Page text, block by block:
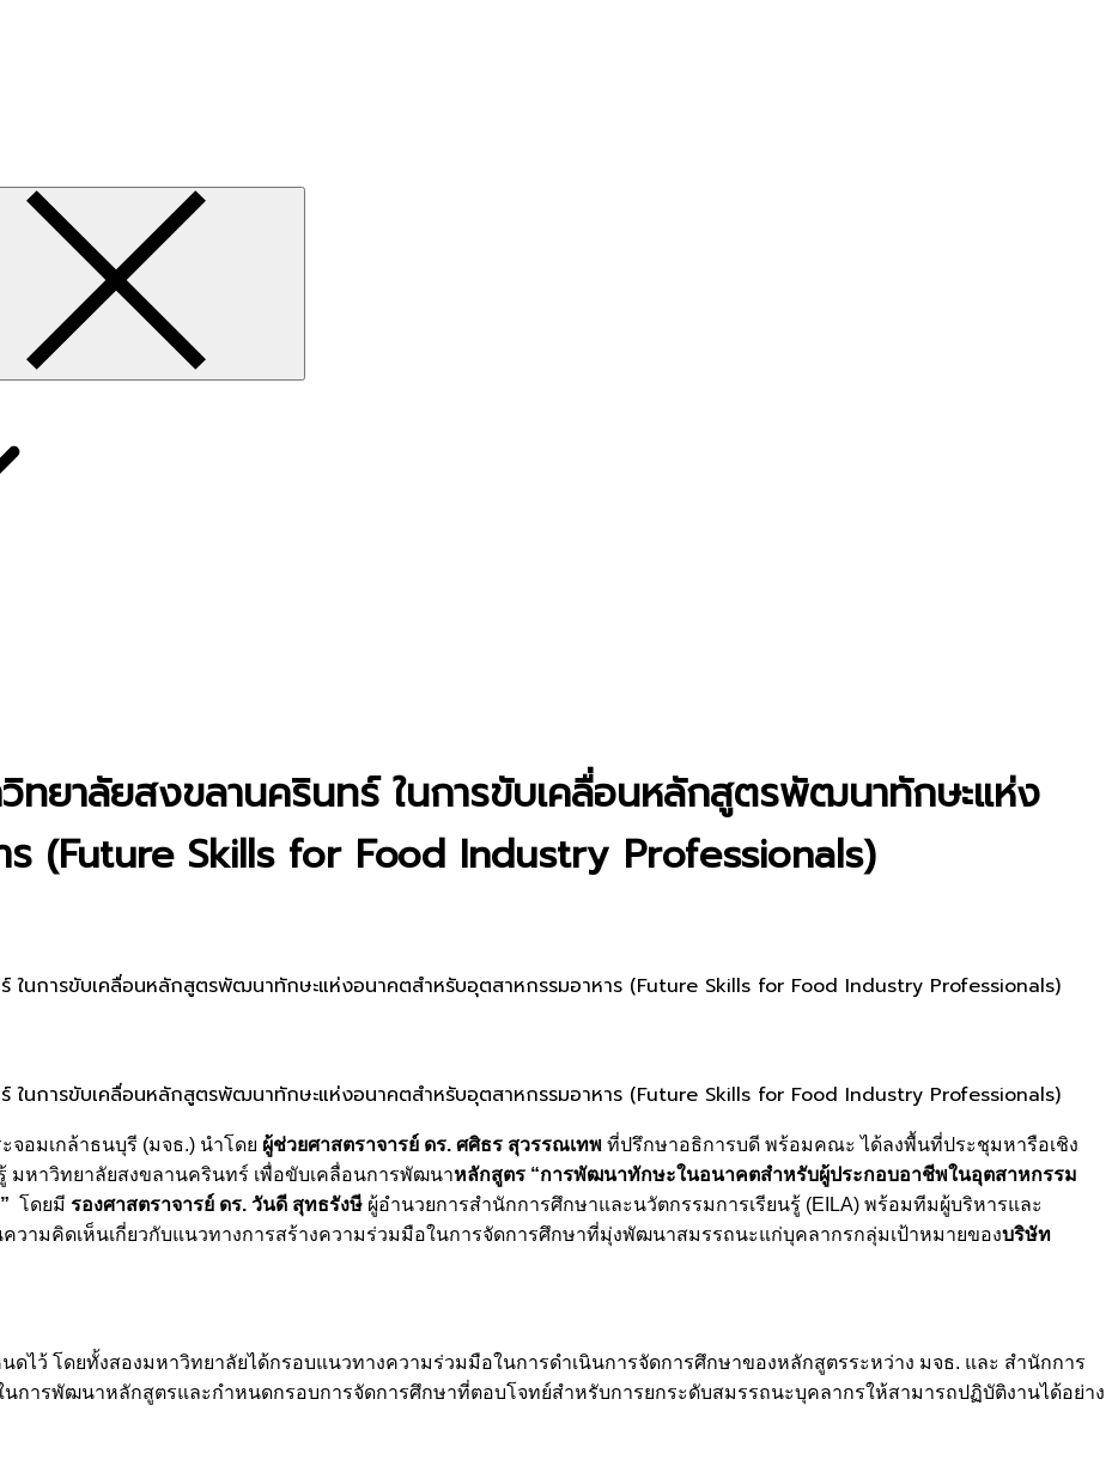
ทยาลัยสงขลานครินทร์ ในการขับเคลื่อนหลักสูตรพัฒนาทักษะแห่ง
ร (Future Skills for Food Industry Professionals)
ในการขับเคลื่อนหลักสูตรพัฒนาทักษะแห่งอนาคตสำหรับอุตสาหกรรมอาหาร (Future Skills for Food Industry Professionals)
ในการขับเคลื่อนหลักสูตรพัฒนาทักษะแห่งอนาคตสำหรับอุตสาหกรรมอาหาร (Future Skills for Food Industry Professionals)
จอมเกล้าธนบุรี (มจธ.) นำโดย ผู้ช่วยศาสตราจารย์ ดร. ศศิธร สุวรรณเทพ ที่ปรึกษาอธิการบดี พร้อมคณะ ได้ลงพื้นที่ประชุมหารือเชิง
มหาวิทยาลัยสงขลานครินทร์ เพื่อขับเคลื่อนการพัฒนาหลักสูตร “การพัฒนาทักษะในอนาคตสำหรับผู้ประกอบอาชีพในอุตสาหกรรม
โดยมี รองศาสตราจารย์ ดร. วันดี สุทธรังษี ผู้อำนวยการสำนักการศึกษาและนวัตกรรมการเรียนรู้ (EILA) พร้อมทีมผู้บริหารและ
ามคิดเห็นเกี่ยวกับแนวทางการสร้างความร่วมมือในการจัดการศึกษาที่มุ่งพัฒนาสมรรถนะแก่บุคลากรกลุ่มเป้าหมายของบริษัท
ไว้ โดยทั้งสองมหาวิทยาลัยได้กรอบแนวทางความร่วมมือในการดำเนินการจัดการศึกษาของหลักสูตรระหว่าง มจธ. และ สำนักการ
นการพัฒนาหลักสูตรและกำหนดกรอบการจัดการศึกษาที่ตอบโจทย์สำหรับการยกระดับสมรรถนะบุคลากรให้สามารถปฏิบัติงานได้อย่าง